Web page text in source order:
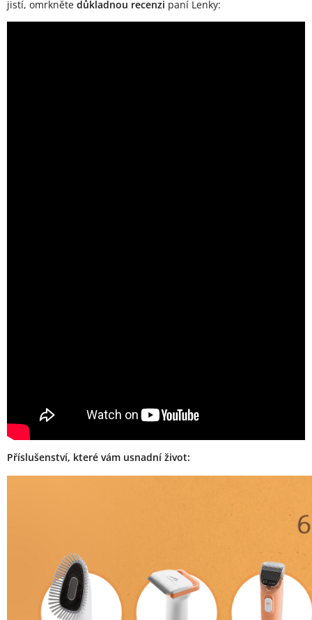
jistí, omrkněte důkladnou recenzi paní Lenky:
Příslušenství, které vám usnadní život: